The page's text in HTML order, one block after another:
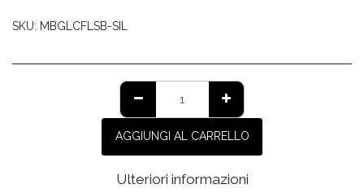
SKU: MBGLCFLSB-SIL
AGGIUNGI AL CARRELLO
Ulteriori informazioni